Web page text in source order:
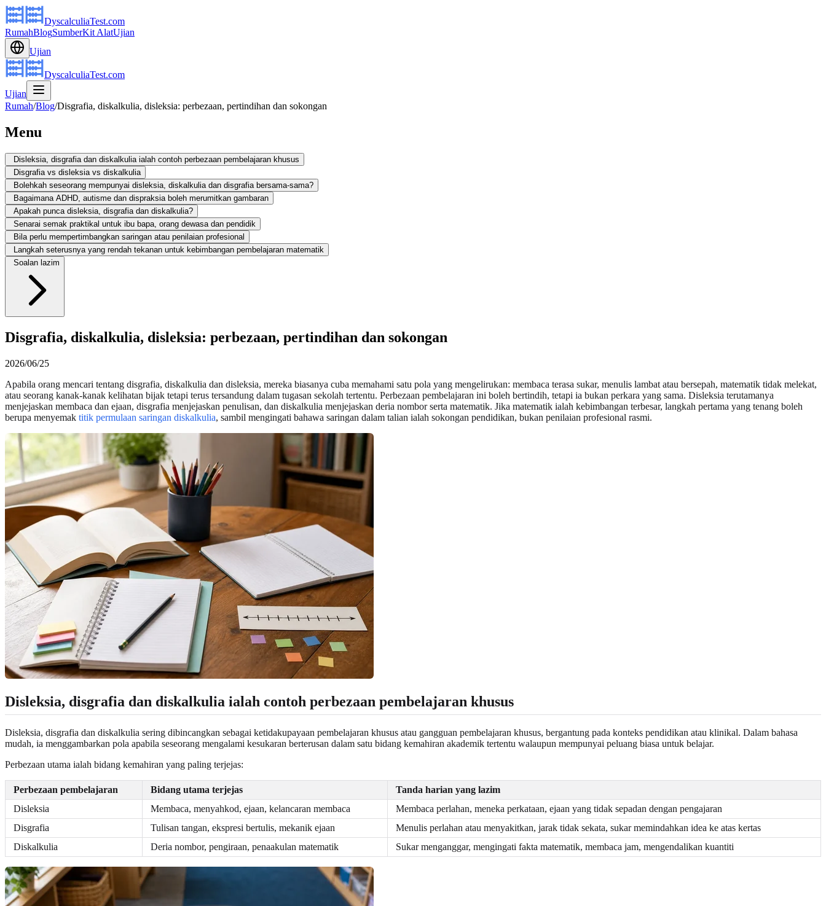
DyscalculiaTest.com
RumahBlogSumberKit AlatUjian
Ujian
DyscalculiaTest.com
Ujian
Rumah/Blog/Disgrafia, diskalkulia, disleksia: perbezaan, pertindihan dan sokongan
Menu
Disleksia, disgrafia dan diskalkulia ialah contoh perbezaan pembelajaran khusus
Disgrafia vs disleksia vs diskalkulia
Bolehkah seseorang mempunyai disleksia, diskalkulia dan disgrafia bersama-sama?
Bagaimana ADHD, autisme dan dispraksia boleh merumitkan gambaran
Apakah punca disleksia, disgrafia dan diskalkulia?
Senarai semak praktikal untuk ibu bapa, orang dewasa dan pendidik
Bila perlu mempertimbangkan saringan atau penilaian profesional
Langkah seterusnya yang rendah tekanan untuk kebimbangan pembelajaran matematik
Soalan lazim
Disgrafia, diskalkulia, disleksia: perbezaan, pertindihan dan sokongan
2026/06/25
Apabila orang mencari tentang disgrafia, diskalkulia dan disleksia, mereka biasanya cuba memahami satu pola yang mengelirukan: membaca terasa sukar, menulis lambat atau bersepah, matematik tidak melekat,
atau seorang kanak-kanak kelihatan bijak tetapi terus tersandung dalam tugasan sekolah tertentu. Perbezaan pembelajaran ini boleh bertindih, tetapi ia bukan perkara yang sama. Disleksia terutamanya
menjejaskan membaca dan ejaan, disgrafia menjejaskan penulisan, dan diskalkulia menjejaskan deria nombor serta matematik. Jika matematik ialah kebimbangan terbesar, langkah pertama yang tenang boleh
berupa menyemak titik permulaan saringan diskalkulia, sambil mengingati bahawa saringan dalam talian ialah sokongan pendidikan, bukan penilaian profesional rasmi.
Disleksia, disgrafia dan diskalkulia ialah contoh perbezaan pembelajaran khusus
Disleksia, disgrafia dan diskalkulia sering dibincangkan sebagai ketidakupayaan pembelajaran khusus atau gangguan pembelajaran khusus, bergantung pada konteks pendidikan atau klinikal. Dalam bahasa
mudah, ia menggambarkan pola apabila seseorang mengalami kesukaran berterusan dalam satu bidang kemahiran akademik tertentu walaupun mempunyai peluang biasa untuk belajar.
Perbezaan utama ialah bidang kemahiran yang paling terjejas:
Perbezaan pembelajaran Bidang utama terjejas
Tanda harian yang lazim
Disleksia
Membaca, menyahkod, ejaan, kelancaran membaca
Membaca perlahan, meneka perkataan, ejaan yang tidak sepadan dengan pengajaran
Disgrafia
Tulisan tangan, ekspresi bertulis, mekanik ejaan
Menulis perlahan atau menyakitkan, jarak tidak sekata, sukar memindahkan idea ke atas kertas
Diskalkulia
Deria nombor, pengiraan, penaakulan matematik Sukar menganggar, mengingati fakta matematik, membaca jam, mengendalikan kuantiti